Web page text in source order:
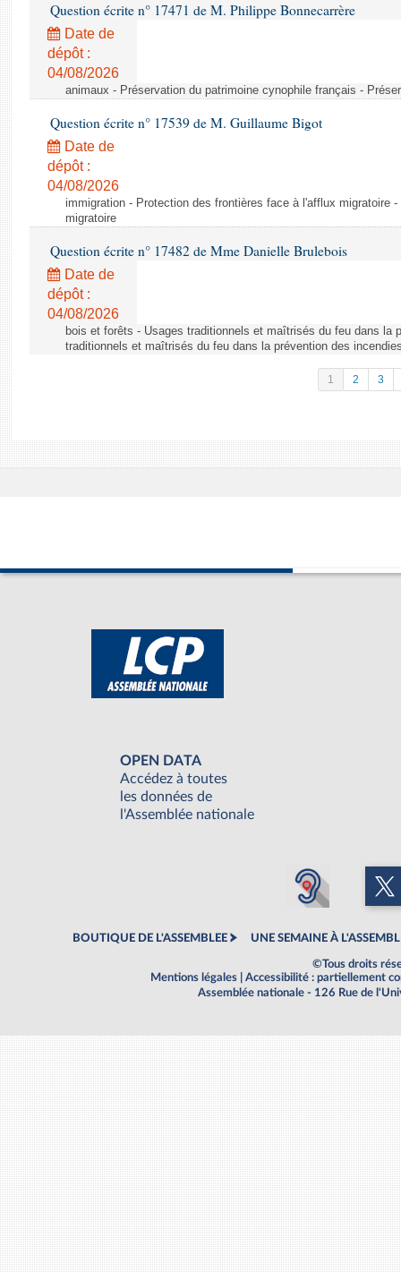
Question écrite n° 17471 de M. Philippe Bonnecarrère
Date de
dépôt :
04/08/2026
animaux - Préservation du patrimoine cynophile français -
Question écrite n° 17539 de M. Guillaume Bigot
Date de
dépôt :
04/08/2026
immigration - Protection des frontières face à l'afflux migratoire
migratoire
Question écrite n° 17482 de Mme Danielle Brulebois
Date de
dépôt :
04/08/2026
bois et forêts - Usages traditionnels et maîtrisés du feu dans la
traditionnels et maîtrisés du feu dans la prévention des
1 2 3
OPEN DATA
Accédez à toutes
les données de
l'Assemblée nationale
BOUTIQUE DE L'ASSEMBLEE UNE SEMAINE À
©Tous droits
Mentions légales
Accessibilité : partiellement
Assemblée nationale - 126 Rue de